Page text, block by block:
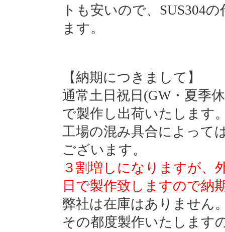
トも安いので、SUS304
ます。
【納期につきまして】
通常土日祝日(GW・夏季
で製作し出荷いたします
工場の混み具合によって
ございます。
３割増しになりますが、
日で製作致しますので納
弊社は在庫はありません
その都度製作いたします